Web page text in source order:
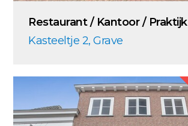
Restaurant / Kantoor / Praktijk
Kasteeltje 2, Grave